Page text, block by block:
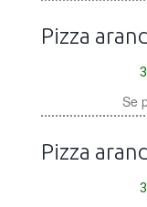
Pizza
Se
Pizza